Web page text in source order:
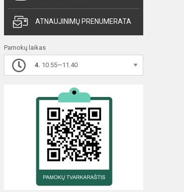
ATNAUJINIMŲ PRENUMERATA
Pamokų laikas
4. 10.55—11.40